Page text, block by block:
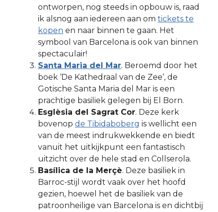
ontworpen, nog steeds in opbouw is, raad
ik alsnog aan iedereen aan om tickets te
kopen en naar binnen te gaan. Het
symbool van Barcelona is ook van binnen
spectaculair!
Santa Maria del Mar. Beroemd door het
boek ‘De Kathedraal van de Zee’, de
Gotische Santa Maria del Mar is een
prachtige basiliek gelegen bij El Born.
Esglèsia del Sagrat Cor. Deze kerk
bovenop de Tibidaboberg is wellicht een
van de meest indrukwekkende en biedt
vanuit het uitkijkpunt een fantastisch
uitzicht over de hele stad en Collserola.
Basílica de la Merçè. Deze basiliek in
Barroc-stijl wordt vaak over het hoofd
gezien, hoewel het de basiliek van de
patroonheilige van Barcelona is en dichtbij